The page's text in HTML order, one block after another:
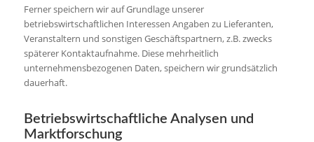
Ferner speichern wir auf Grundlage unserer
betriebswirtschaftlichen Interessen Angaben zu Lieferanten,
Veranstaltern und sonstigen Geschäftspartnern, z.B. zwecks
späterer Kontaktaufnahme. Diese mehrheitlich
unternehmensbezogenen Daten, speichern wir grundsätzlich
dauerhaft.
Betriebswirtschaftliche Analysen und
Marktforschung